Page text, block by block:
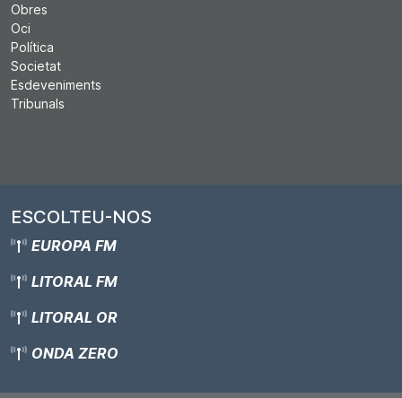
Obres
Oci
Política
Societat
Esdeveniments
Tribunals
ESCOLTEU-NOS
EUROPA FM
LITORAL FM
LITORAL OR
ONDA ZERO